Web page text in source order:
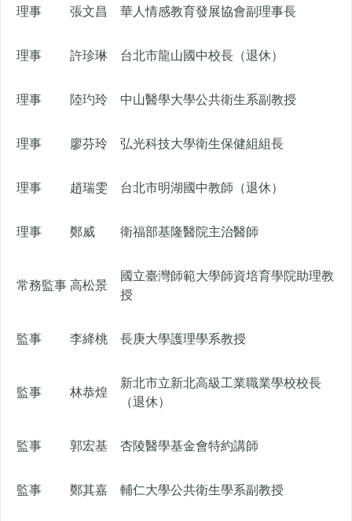
理事 張文昌 華人情感教育發展協會副理事長
理事 許珍琳 台北市龍山國中校長（退休）
理事 陸玓玲 中山醫學大學公共衛生系副教授
理事 廖芬玲 弘光科技大學衛生保健組組長
理事 趙瑞雯 台北市明湖國中教師（退休）
理事 鄭威 衛福部基隆醫院主治醫師
常務監事 高松景
國立臺灣師範大學師資培育學院助理教
授
監事 李絳桃 長庚大學護理學系教授
監事 林恭煌
新北市立新北高級工業職業學校校長
（退休）
監事 郭宏基 杏陵醫學基金會特約講師
監事 鄭其嘉 輔仁大學公共衛生學系副教授